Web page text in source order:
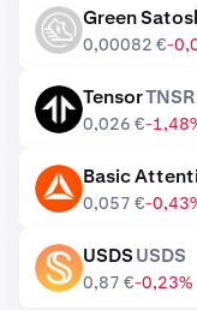
GST Green
0,00082 €-
TNSR TensorTNSR
0,026 €-
BAT Basic
0,057 €-
USDS USDSUSDS
0,87 €-0,23%